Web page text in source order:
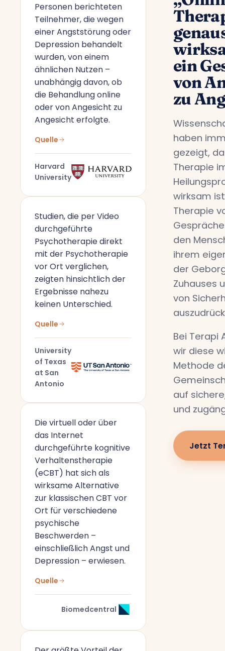
Personen berichteten
Teilnehmer, die wegen
einer Angststörung oder
Depression behandelt
wurden, von einem
ähnlichen Nutzen –
unabhängig davon, ob
die Behandlung online
oder von Angesicht zu
Angesicht erfolgte.
Quelle
Harvard
University
Studien, die per Video
durchgeführte
Psychotherapie direkt
mit der Psychotherapie
vor Ort verglichen,
zeigten hinsichtlich der
Ergebnisse nahezu
keinen Unterschied.
Quelle
University
of Texas
at San
Antonio
Die virtuell oder über
das Internet
durchgeführte kognitive
Verhaltenstherapie
(eCBT) hat sich als
wirksame Alternative
zur klassischen CBT vor
Ort für verschiedene
psychische
Beschwerden –
einschließlich Angst und
Depression – erwiesen.
Quelle
Biomedcentral
ein
von
zu
haben
gezeigt,
Therapie
wirksam
Therapie
den
ihrem
der
Zuhauses
von
Bei Terapi
wir diese
Methode
auf
und
Jetzt